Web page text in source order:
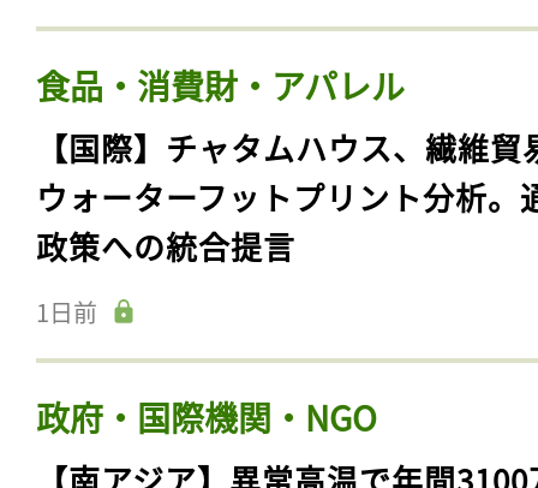
食品・消費財・アパレル
【国際】チャタムハウス、繊維貿
ウォーターフットプリント分析。
政策への統合提言
1日前
政府・国際機関・NGO
【南アジア】異常高温で年間